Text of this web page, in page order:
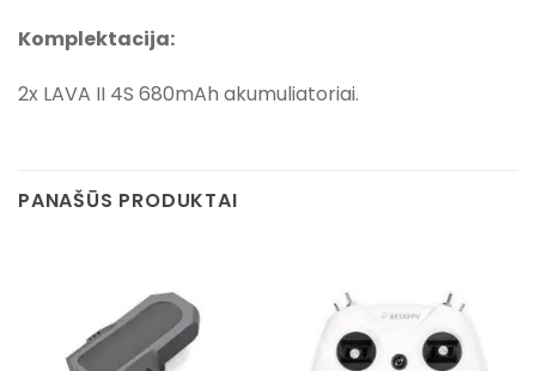
Komplektacija:
2x LAVA II 4S 680mAh akumuliatoriai.
PANAŠŪS PRODUKTAI